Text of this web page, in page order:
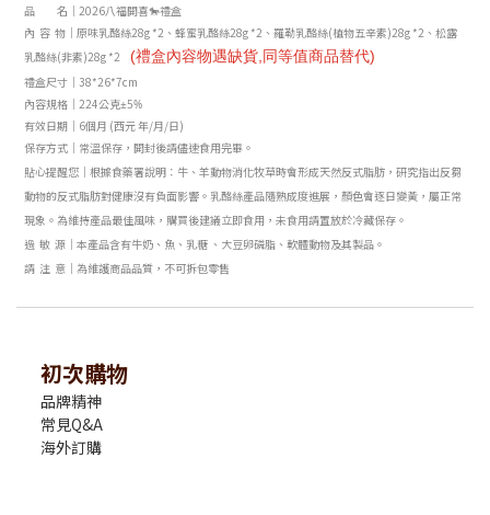
品 名｜2026八福開喜🐎禮盒
內 容 物｜原味乳酪絲28g *2 、 蜂蜜乳酪絲28g *2 、羅勒乳酪絲(植物五辛素)28g *2 、松露
乳酪絲(非素)28g *2
(禮盒內容物遇缺貨,同等值商品替代)
禮盒尺寸│ 38*26*7cm
內容規格｜224公克±5%
有效日期｜6個月 (西元 年/月/日)
保存方式｜常溫保存，開封後請儘速食用完畢。
貼心提醒您｜根據食藥署說明：牛、羊動物消化牧草時會形成天然反式脂肪，研究指出反芻
動物的反式脂肪對健康沒有負面影響。乳酪絲產品隨熟成度進展，顏色會逐日變黃，屬正常
現象。 為維持產品最佳風味，購買後建議立即食用，未食用請置放於冷藏保存。
過 敏 源｜本產品含有牛奶、魚、乳糖 、大豆卵磷脂、軟體動物及其製品。
請 注 意｜為維護商品品質，不可拆包零售
初次購物
品牌精神
常見Q&A
海外訂購